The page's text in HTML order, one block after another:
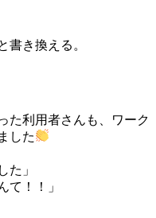
書き換える。
た利用者さんも、ワーク
した
た」
て！！」